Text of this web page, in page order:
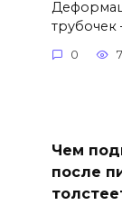
0
Чем
после